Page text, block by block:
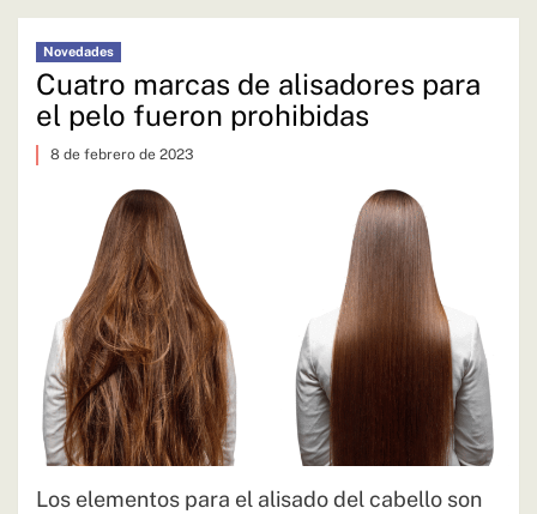
Novedades
Cuatro marcas de alisadores para
el pelo fueron prohibidas
8 de febrero de 2023
Los elementos para el alisado del cabello son